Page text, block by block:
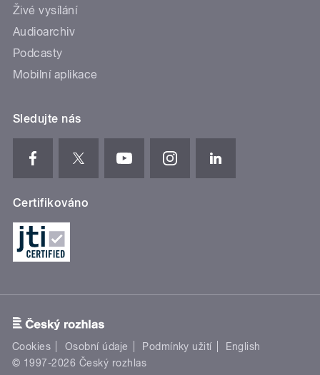
Živé vysílání
Audioarchiv
Podcasty
Mobilní aplikace
Sledujte nás
Certifikováno
Cookies Osobní údaje Podmínky užití
English
© 1997-2026 Český rozhlas